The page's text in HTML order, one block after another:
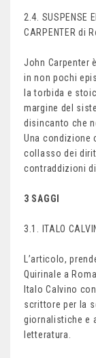
2.4. SUSPENSE
CARPENTER di
John Carpenter
in non pochi
la torbida e
margine del
disincanto che
Una condizione
collasso dei
contraddizioni di
3 SAGGI
3.1. ITALO
L’articolo,
Quirinale a
Italo Calvino
scrittore per la
giornalistiche e
letteratura.